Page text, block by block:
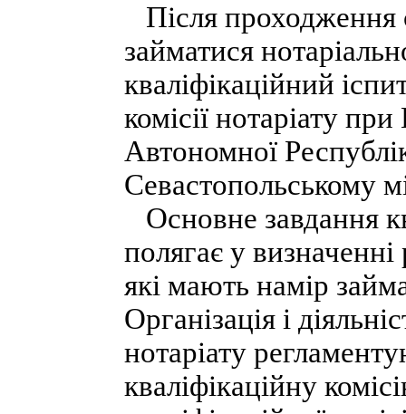
Після проходження
займатися
кваліфікаційний
комісії нотаріату
Автономної
Севастопольському
Основне завдання
полягає у визначенні
які мають намір
Організація і
нотаріату
кваліфікаційну